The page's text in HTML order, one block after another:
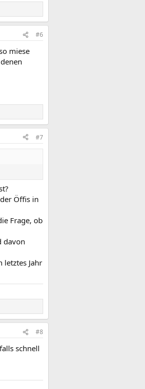
#6
miese
#7
Öffis in
Frage, ob
davon
letztes Jahr
#8
schnell